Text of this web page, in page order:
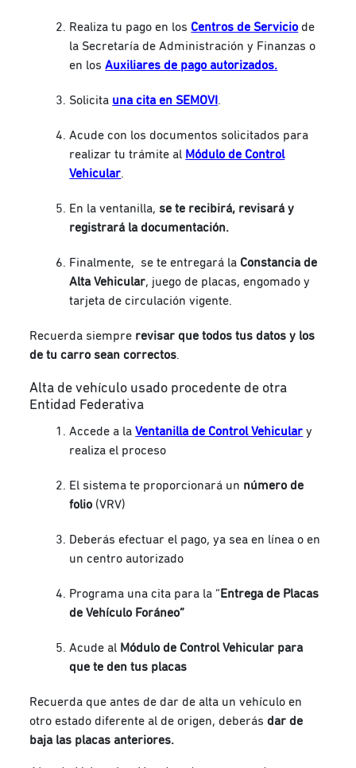
Realiza tu pago en los Centros de Servicio de
la Secretaría de Administración y Finanzas o
en losAuxiliares de pago autorizados.
Solicita una cita en SEMOVI.
Acude con los documentos solicitados para
realizar tu trámite al Módulo de Control
Vehicular.
En la ventanilla,se te recibirá, revisará y
registrará la documentación.
Finalmente, se te entregará la Constancia de
Alta Vehicular, juego de placas, engomado y
tarjeta de circulación vigente.
Recuerda siempre revisar que todos tus datos y los
de tu carro sean correctos.
Alta de vehículo usado procedente de otra
Entidad Federativa
Accede a laVentanilla de Control Vehicular y
realiza el proceso
El sistema te proporcionará un número de
folio (VRV)
Deberás efectuar el pago, ya sea en línea o en
un centro autorizado
Programa una cita para la “Entrega de Placas
de Vehículo Foráneo”
Acude al Módulo de Control Vehicular para
que te den tus placas
Recuerda que antes de dar de alta un vehículo en
otro estado diferente al de origen, deberásdar de
baja las placas anteriores.